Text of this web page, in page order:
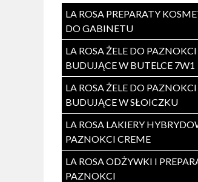
LA ROSA PREPARATY
DO GABINETU
LA ROSA ŻELE DO PAZNOKCI
BUDUJĄCE W BUTELCE 7W1
LA ROSA ŻELE DO PAZNOKCI
BUDUJĄCE W SŁOICZKU
LA ROSA LAKIERY
PAZNOKCI CREME
LA ROSA ODŻYWKI I
PAZNOKCI